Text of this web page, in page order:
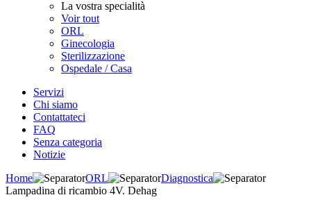
La vostra specialità
Voir tout
ORL
Ginecologia
Sterilizzazione
Ospedale / Casa
Servizi
Chi siamo
Contattateci
FAQ
Senza categoria
Notizie
Home
ORL
Diagnostica
Lampadina di ricambio 4V. Dehag